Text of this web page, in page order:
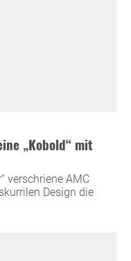
„Kobold“ mit
verschriene AMC
Design die